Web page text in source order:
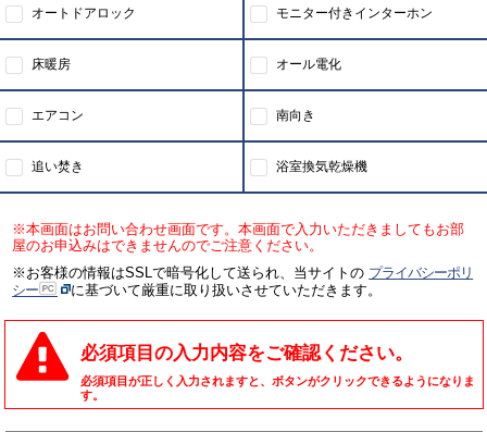
オートドアロック モニター付きインターホン
床暖房 オール電化
エアコン 南向き
追い焚き 浴室換気乾燥機
※本画面はお問い合わせ画面です。本画面で入力いただきましてもお部
屋のお申込みはできませんのでご注意ください。
※お客様の情報はSSLで暗号化して送られ、当サイトの プライバシーポリ
シー
に基づいて厳重に取り扱いさせていただきます。
必須項目の入力内容をご確認ください。
必須項目が正しく入力されますと、ボタンがクリックできるようになりま
す。